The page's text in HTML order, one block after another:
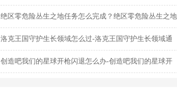
阵容搭配合集
绝区零危险丛生之地任务怎么完成？绝区零危险丛生之地
任务完成攻略
洛克王国守护生长领域怎么过-洛克王国守护生长领域通
关攻略
创造吧我们的星球开枪闪退怎么办-创造吧我们的星球开